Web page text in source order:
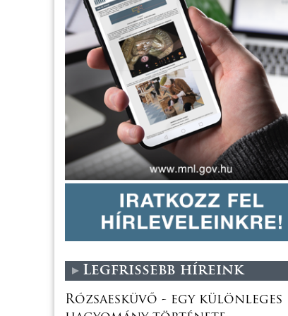
Legfrissebb híreink
Rózsaesküvő - egy különleges